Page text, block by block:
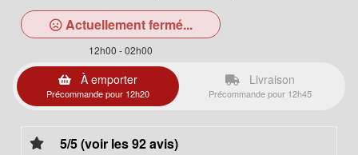
Actuellement fermé...
12h00 - 02h00
À emporter
Précommande pour 12h20
Livraison
Précommande pour 12h45
5/5 (voir les 92 avis)